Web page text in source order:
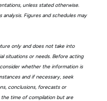
unless stated otherwise.
Figures and schedules may
only and does not take into
situations or needs. Before acting
whether the information is
and if necessary, seek
conclusions, forecasts or
time of compilation but are